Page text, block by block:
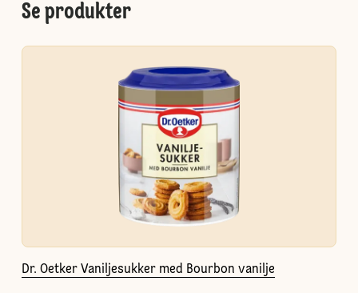
Se produkter
Dr. Oetker Vaniljesukker med Bourbon vanilje